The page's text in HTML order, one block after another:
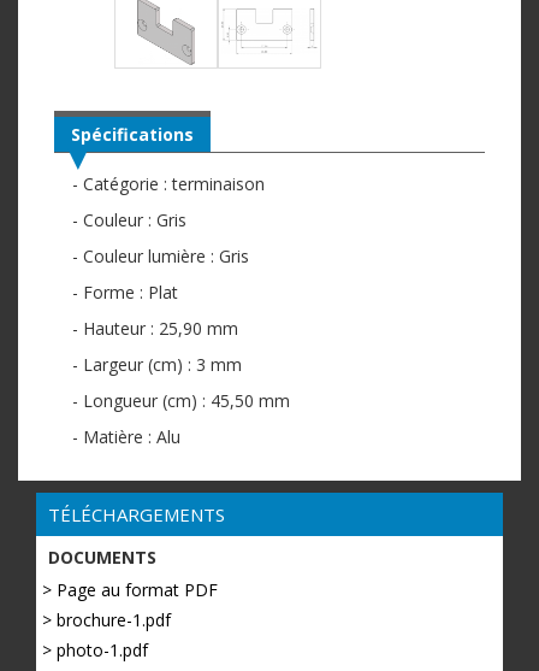
Spécifications
- Catégorie : terminaison
- Couleur : Gris
- Couleur lumière : Gris
- Forme : Plat
- Hauteur : 25,90 mm
- Largeur (cm) : 3 mm
- Longueur (cm) : 45,50 mm
- Matière : Alu
TÉLÉCHARGEMENTS
DOCUMENTS
> Page au format PDF
> brochure-1.pdf
> photo-1.pdf